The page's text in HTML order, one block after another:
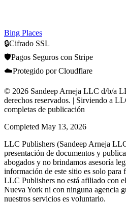
Bing Places
🔒Cifrado SSL
🛡️Pagos Seguros con Stripe
☁️Protegido por Cloudflare
© 2026 Sandeep Arneja LLC d/b/a
derechos reservados. | Sirviendo a
completas de publicación
Completed May 13, 2026
LLC Publishers (Sandeep Arneja
presentación de documentos y
abogados y no brindamos asesoría
información de este sitio es solo para
LLC Publishers no está afiliado con
Nueva York ni con ninguna agencia
nuestros servicios es voluntario.